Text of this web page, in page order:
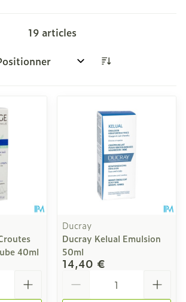
19articles
par:
40ml
Ducray
Ducray Kelual Emulsion
50ml
14,40 €